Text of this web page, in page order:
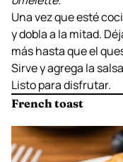
Procedimiento
Calienta el aceite en
Vierte las 3 claras de
omelette.
Una vez que esté
y dobla a la mitad.
Sirve y agrega la
Listo para disfrutar.